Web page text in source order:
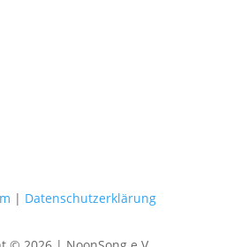
| Datenschutzerklärung